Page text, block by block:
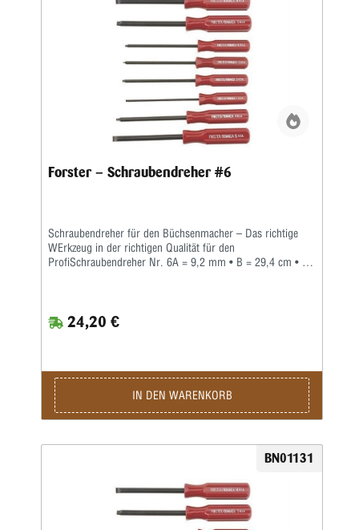
Meistbenutzten von Ihnen sind daneben auch zu einem
praktischen Set zusammengefasst worden.
Forster – Schraubendreher #6
Schraubendreher für den Büchsenmacher – Das richtige
WErkzeug in der richtigen Qualität für den
ProfiSchraubendreher Nr. 6A = 9,2 mm • B = 29,4 cm • C
Jeder Profi weiß, dass man nicht nur Zeit und Mühe spart,
wenn man den richtigen Schraubendreher für jede Arbeit
können.Forster bietet eine Palette spezieller
Schraubendreher an, diespeziell für die besonderen
Schrauben entwickelt wurden, die der Büchsenmacher
häufig antrifft. Gleichzeitig sind diese
genug für den Einsatz bei vielen anderen Arbeiten.Alle
Forster-Schraubendreher sind aus gehärtetem Stahl der
Spezialschraubendreher sind einzeln erhältlich.Acht der
Meistbenutzten von Ihnen sind daneben auch zu einem
praktischen Set zusammengefasst worden.
24,20 €
IN DEN WARENKORB
BN01131